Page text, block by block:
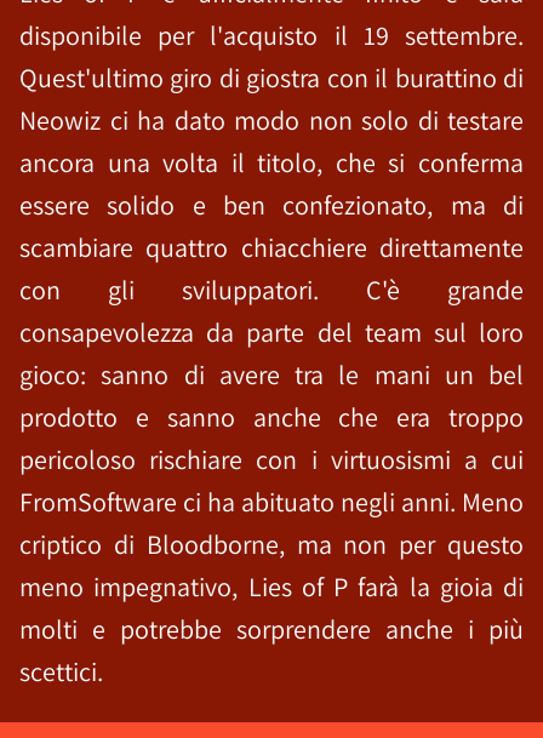
disponibile per l'acquisto il 19 settembre.
Quest'ultimo giro di giostra con il burattino di
Neowiz ci ha dato modo non solo di testare
ancora una volta il titolo, che si conferma
essere solido e ben confezionato, ma di
scambiare quattro chiacchiere direttamente
con gli sviluppatori. C'è grande
consapevolezza da parte del team sul loro
gioco: sanno di avere tra le mani un bel
prodotto e sanno anche che era troppo
pericoloso rischiare con i virtuosismi a cui
FromSoftware ci ha abituato negli anni. Meno
criptico di Bloodborne, ma non per questo
meno impegnativo, Lies of P farà la gioia di
molti e potrebbe sorprendere anche i più
scettici.